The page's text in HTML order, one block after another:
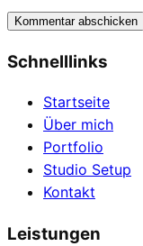
Schnelllinks
Startseite
Über mich
Portfolio
Studio Setup
Kontakt
Leistungen